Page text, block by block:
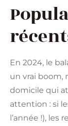
En 2024, le
un vrai boom,
domicile qui
attention : si
l’année !), les